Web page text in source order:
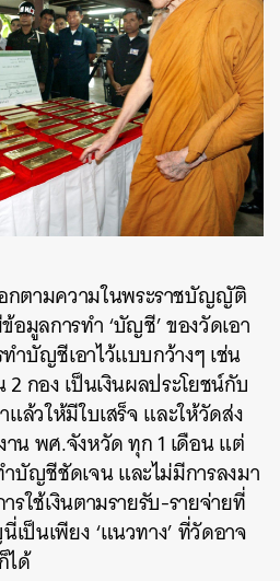
กตามความในพระราชบัญญัติ
มูลการทำ ‘บัญชี’ ของวัดเอา
ำบัญชีเอาไว้แบบกว้างๆ เช่น
กอง เป็นเงินผลประโยชน์กับ
แล้วให้มีใบเสร็จ และให้วัดส่ง
าน พศ.จังหวัด ทุก 1 เดือน แต่
บัญชีชัดเจน และไม่มีการลงมา
ใช้เงินตามรายรับ-รายจ่ายที่
ป็นเพียง ‘แนวทาง’ ที่วัดอาจ
ได้